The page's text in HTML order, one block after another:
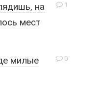
1
на
мест
0
милые